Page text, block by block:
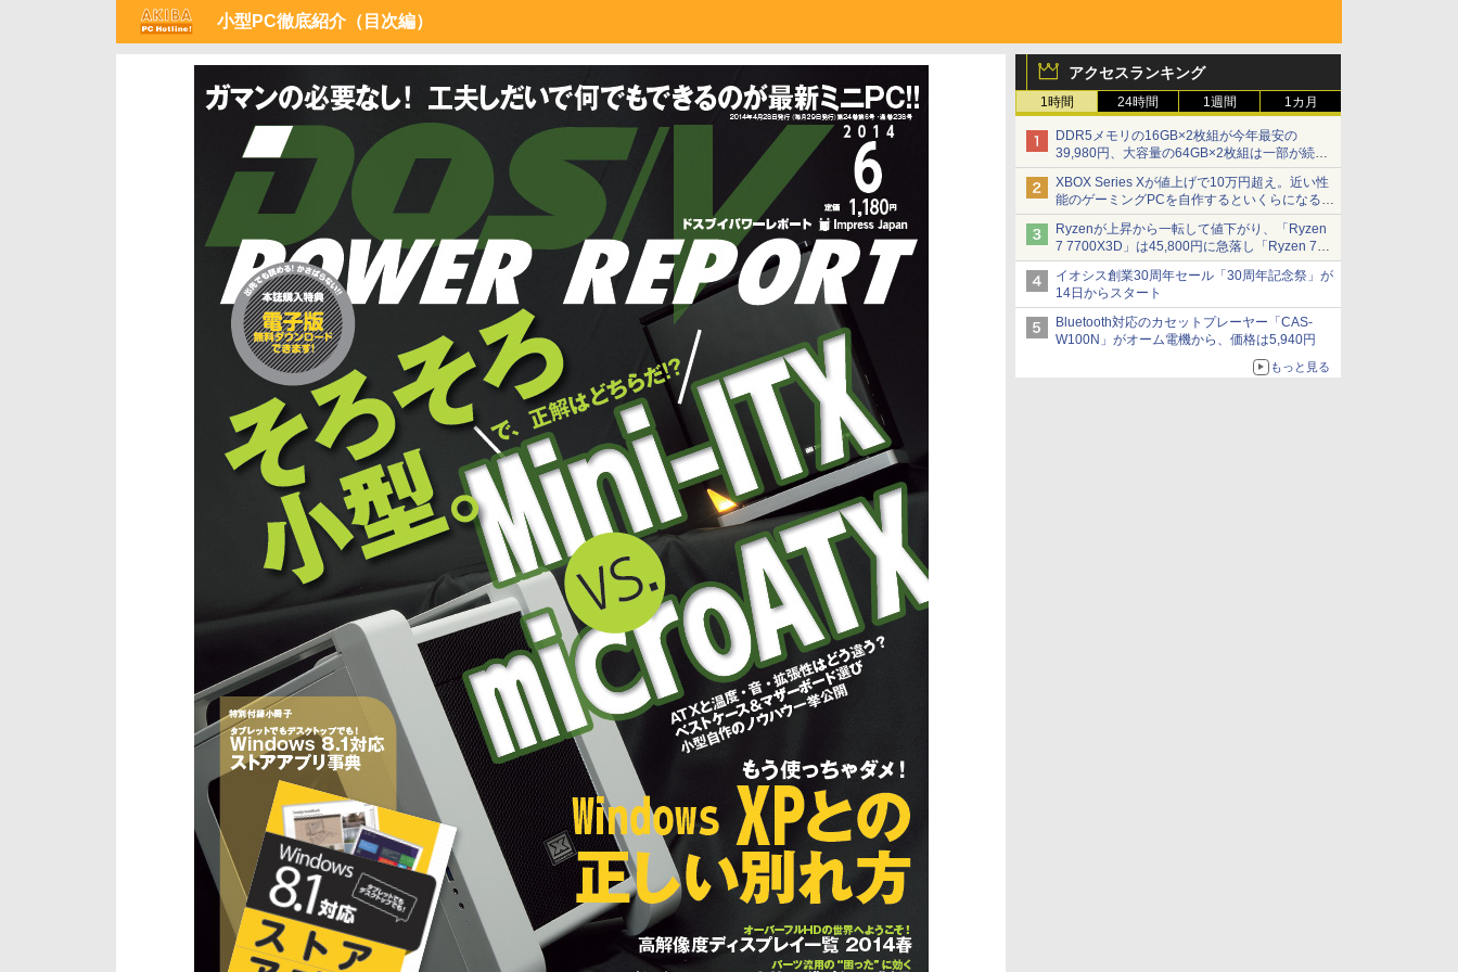
小型PC徹底紹介（目次編）
アクセスランキング
1時間 24時間 1週間 1カ月
DDR5メモリの16GB×2枚組が今年最安の
39,980円、大容量の64GB×2枚組は一部が続騰
[8月前半のメモリ価格]
XBOX Series Xが値上げで10万円超え。近い性
能のゲーミングPCを自作するといくらになる？
【石田賀津男の『酒の肴にPCゲーム』】
Ryzenが上昇から一転して値下がり、「Ryzen
7 7700X3D」は45,800円に急落し「Ryzen 7
7800X3D」との価格逆転解消 [8月前半のCPU
価格]
イオシス創業30周年セール「30周年記念祭」が
14日からスタート
Bluetooth対応のカセットプレーヤー「CAS-
W100N」がオーム電機から、価格は5,940円
もっと見る